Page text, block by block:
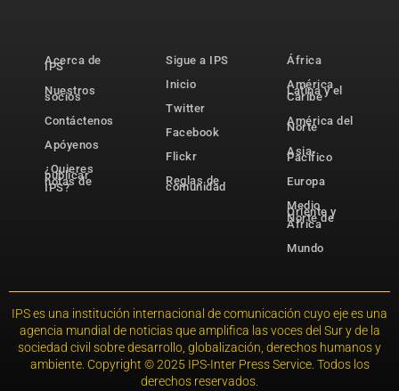
Acerca de
IPS
Nuestros
socios
Contáctenos
Apóyenos
¿Quieres
publicar
notas de
IPS?
Sigue a IPS
Inicio
Twitter
Facebook
Flickr
Reglas de
comunidad
África
América
Latina y el
Caribe
América del
Norte
Asia-
Pacífico
Europa
Medio
Oriente y
Norte de
África
Mundo
IPS es una institución internacional de comunicación cuyo eje es una
agencia mundial de noticias que amplifica las voces del Sur y de la
sociedad civil sobre desarrollo, globalización, derechos humanos y
ambiente. Copyright © 2025 IPS-Inter Press Service. Todos los
derechos reservados.